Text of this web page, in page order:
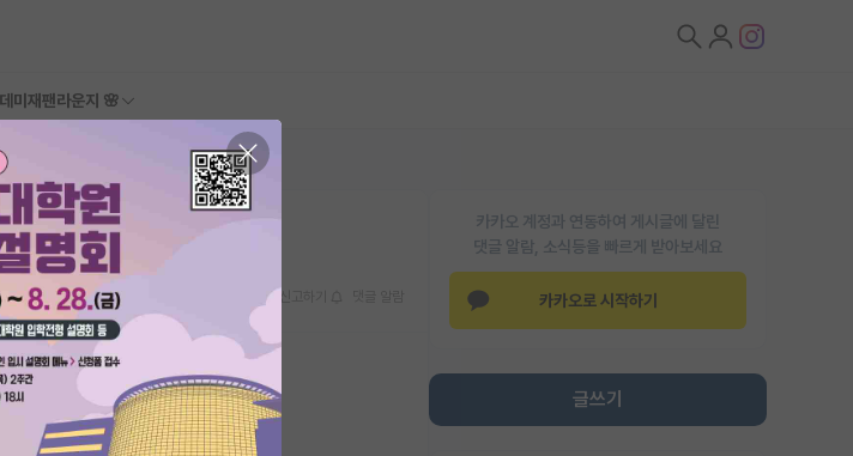
미 재팬라운지 🌸
카카오 계정과 연동하여 게시글에 달린
댓글 알람, 소식등을 빠르게 받아보세요
카카오로 시작하기
글쓰기